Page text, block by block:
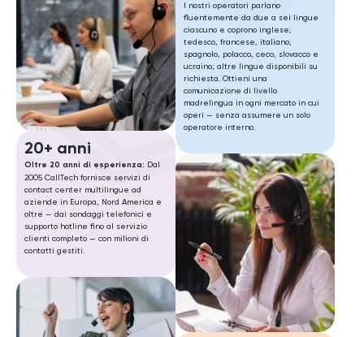
20+ anni
Oltre 20 anni di esperienza: Dal
2005 CallTech fornisce servizi di
contact center multilingue ad
aziende in Europa, Nord America e
oltre — dai sondaggi telefonici e
supporto hotline fino al servizio
clienti completo — con milioni di
contatti gestiti.
I nostri operatori parlano
fluentemente da due a sei lingue
ciascuno e coprono inglese,
tedesco, francese, italiano,
spagnolo, polacco, ceco, slovacco e
ucraino; altre lingue disponibili su
richiesta. Ottieni una
comunicazione di livello
madrelingua in ogni mercato in cui
operi — senza assumere un solo
operatore interno.